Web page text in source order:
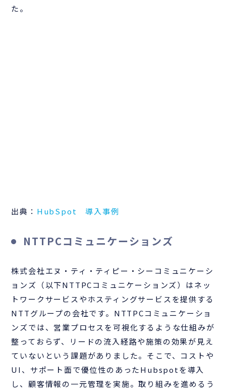
た。
出典： HubSpot 導入事例
NTTPCコミュニケーションズ
株式会社エヌ・ティ・ティピー・シーコミュニケーシ
ョンズ（以下NTTPCコミュニケーションズ）はネッ
トワークサービスやホスティングサービスを提供する
NTTグループの会社です。NTTPCコミュニケーショ
ンズでは、営業プロセスを可視化するような仕組みが
整っておらず、リードの流入経路や施策の効果が見え
ていないという課題がありました。そこで、コストや
UI、サポート面で優位性のあったHubspotを導入
し、顧客情報の一元管理を実施。取り組みを進めるう